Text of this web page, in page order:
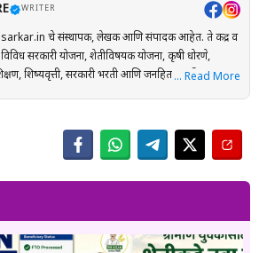
WRITER
चे संस्थापक, लेखक आणि संपादक आहेत. ते केंद्र व
विविध सरकारी योजना, शेतीविषयक योजना, कृषी धोरणे,
शिष्यवृत्ती, सरकारी भरती आणि जनहिताच्या विषयांवर
स्रोतांचा संदर्भ घेऊन माहितीची पडताळणी केली जाते.
पात्रता, आवश्यक कागदपत्रे, लाभ, अंतिम मुदत आणि
नागरिकांपर्यंत विश्वासार्ह, अद्ययावत आणि उपयुक्त माहिती
माहिती वेळोवेळी अद्ययावत ठेवण्याचा प्रयत्न केला
बदल झाल्यास संबंधित लेख देखील अद्ययावत करण्यात
… Read More